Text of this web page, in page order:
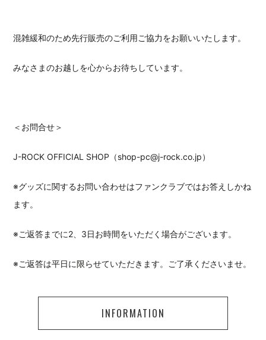
混雑緩和のため先行販売のご利用ご協力をお願いいたします。
みなさまのお越しを心からお待ちしています。
＜お問合せ＞
J-ROCK OFFICIAL SHOP（shop-pc@j-rock.co.jp）
※グッズに関するお問い合わせはファンクラブではお答えしかね
ます。
※ご返答までに2、3日お時間をいただく場合がございます。
※ご返答は平日に限らせていただきます。ご了承くださいませ。
INFORMATION